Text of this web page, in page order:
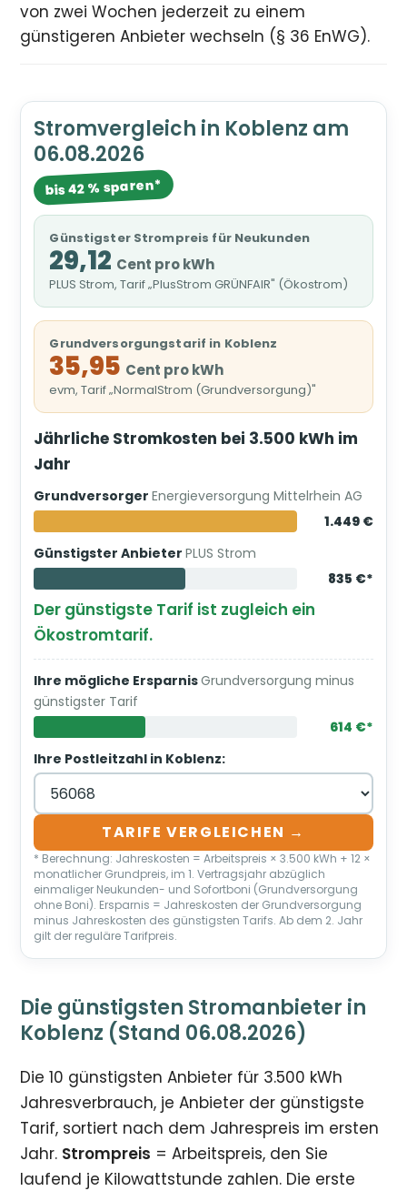
von zwei Wochen jederzeit zu einem
günstigeren Anbieter wechseln (§ 36 EnWG).
Stromvergleich in Koblenz am
06.08.2026
bis 42 % sparen*
Günstigster Strompreis für Neukunden
29,12 Cent pro kWh
PLUS Strom, Tarif „PlusStrom GRÜNFAIR" (Ökostrom)
Grundversorgungstarif in Koblenz
35,95 Cent pro kWh
evm, Tarif „NormalStrom (Grundversorgung)"
Jährliche Stromkosten bei 3.500 kWh im
Jahr
GrundversorgerEnergieversorgung Mittelrhein AG
1.449 €
Günstigster AnbieterPLUS Strom
835 €*
Der günstigste Tarif ist zugleich ein
Ökostromtarif.
Ihre mögliche ErsparnisGrundversorgung minus
günstigster Tarif
614 €*
Ihre Postleitzahl in Koblenz:
TARIFE VERGLEICHEN →
* Berechnung: Jahreskosten = Arbeitspreis × 3.500 kWh + 12 ×
monatlicher Grundpreis, im 1. Vertragsjahr abzüglich
einmaliger Neukunden- und Sofortboni (Grundversorgung
ohne Boni). Ersparnis = Jahreskosten der Grundversorgung
minus Jahreskosten des günstigsten Tarifs. Ab dem 2. Jahr
gilt der reguläre Tarifpreis.
Die günstigsten Stromanbieter in
Koblenz (Stand 06.08.2026)
Die 10 günstigsten Anbieter für 3.500 kWh
Jahresverbrauch, je Anbieter der günstigste
Tarif, sortiert nach dem Jahrespreis im ersten
Jahr. Strompreis = Arbeitspreis, den Sie
laufend je Kilowattstunde zahlen. Die erste